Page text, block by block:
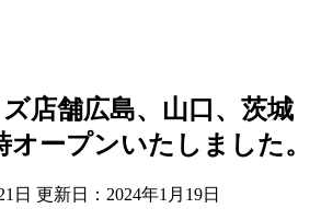
店舗広島、山口、茨城
オープンいたしました。
日 更新日： 2024年1月19日